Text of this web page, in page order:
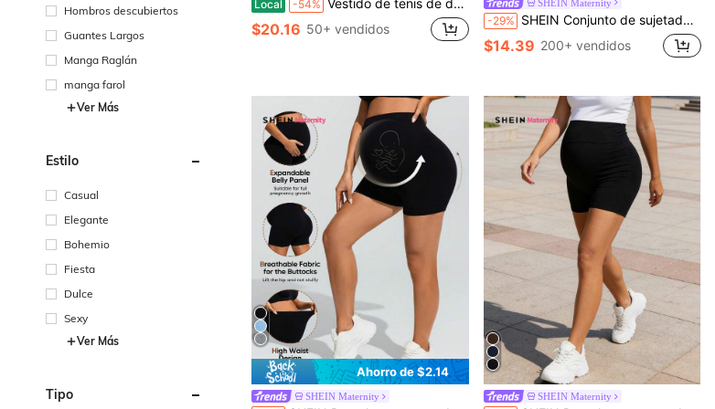
Hombros descubiertos
Guantes Largos
Manga Raglán
manga farol
Ver Más
Estilo
Casual
Elegante
Bohemio
Fiesta
Dulce
Sexy
Ver Más
Tipo
Local -54%
$20.16 50+ vendidos
SHEIN Maternity
-29% SHEIN Conjunto de sujetador deportivo y shorts de maternidad
$14.39 200+ vendidos
Ahorro de $2.14
SHEIN Maternity
#2 Más vendidos en Ropa deportiva de maternidad
SHEIN Maternity